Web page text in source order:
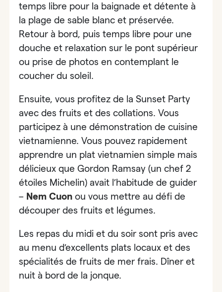
temps libre pour la baignade et détente à
la plage de sable blanc et préservée.
Retour à bord, puis temps libre pour une
douche et relaxation sur le pont supérieur
ou prise de photos en contemplant le
coucher du soleil.
Ensuite, vous profitez de la Sunset Party
avec des fruits et des collations. Vous
participez à une démonstration de cuisine
vietnamienne. Vous pouvez rapidement
apprendre un plat vietnamien simple mais
délicieux que Gordon Ramsay (un chef 2
étoiles Michelin) avait l’habitude de guider
– Nem Cuon ou vous mettre au défi de
découper des fruits et légumes.
Les repas du midi et du soir sont pris avec
au menu d’excellents plats locaux et des
spécialités de fruits de mer frais. Dîner et
nuit à bord de la jonque.